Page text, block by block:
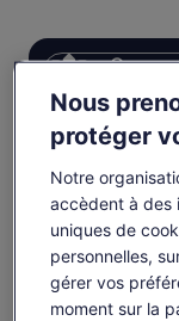
vous
Se
Modifier les
Modifier
les
jeu. 6 août
Nous
protéger
Notre
accèdent à des
uniques de
personnelles,
gérer vos
moment sur la